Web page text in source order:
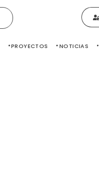
PROYECTOS NOTICIAS